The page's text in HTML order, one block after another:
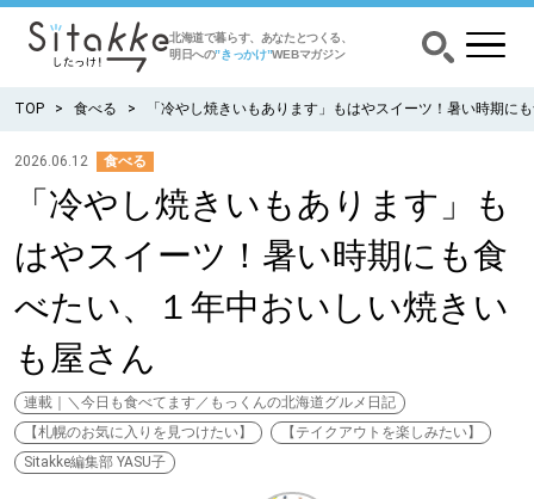
北海道で暮らす、あなたとつくる、
明日への”きっかけ”WEBマガジン
CATEGORY カテゴリー
食べる
出かける
暮らす
みがく
TOP 食べる 「冷やし焼きいもあります」もはやスイーツ！暑い時期に
2026.06.12 食べる
「冷やし焼きいもあります」も
はやスイーツ！暑い時期にも食
べたい、１年中おいしい焼きい
も屋さん
連載｜＼今日も食べてます／もっくんの北海道グルメ日記
【札幌のお気に入りを見つけたい】
【テイクアウトを楽しみたい】
Sitakke編集部 YASU子